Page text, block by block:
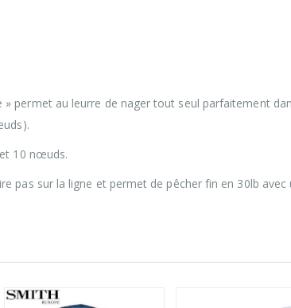
permet au leurre de nager tout seul parfaitement
10 nœuds.
pas sur la ligne et permet de pêcher fin en 30lb avec